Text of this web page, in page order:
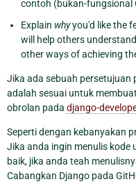
contoh (bukan-fungsional
Explain whyyou'd like the
will help others
other ways of achieving
Jika ada sebuah
adalah sesuai untuk
obrolan pada django-
Seperti dengan kebanyakan
Jika anda ingin menulis kode
baik, jika anda teah
Cabangkan Django pada